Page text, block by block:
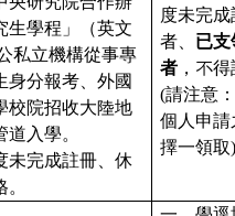
生學程」（英文
私立機構從事專
身分報考、外國
校院招收大陸地
入學。
未完成註冊、休
度未完
者、 已
者 ，不
(請注意
個人申請
擇一領取)